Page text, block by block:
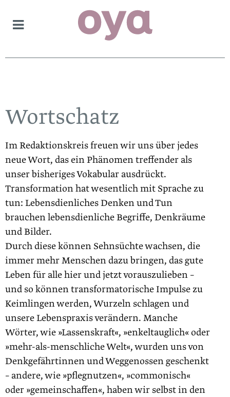
Wortschatz
Im Redaktionskreis freuen wir uns über jedes
neue Wort, das ein Phänomen treffender als
unser bisheriges Vokabular ausdrückt.
Transformation hat wesentlich mit Sprache zu
tun: Lebensdienliches Denken und Tun
brauchen lebensdienliche Begriffe, Denkräume
und Bilder.
Durch diese können Sehnsüchte wachsen, die
immer mehr Menschen dazu bringen, das gute
Leben für alle hier und jetzt vorauszulieben –
und so können transformatorische Impulse zu
Keimlingen werden, Wurzeln schlagen und
unsere Lebenspraxis verändern. Manche
Wörter, wie »Lassenskraft«, »enkeltauglich« oder
»mehr-als-menschliche Welt«, wurden uns von
Denkgefährtinnen und Weggenossen geschenkt
– andere, wie »pflegnutzen«, »commonisch«
oder »gemeinschaffen«, haben wir selbst in den